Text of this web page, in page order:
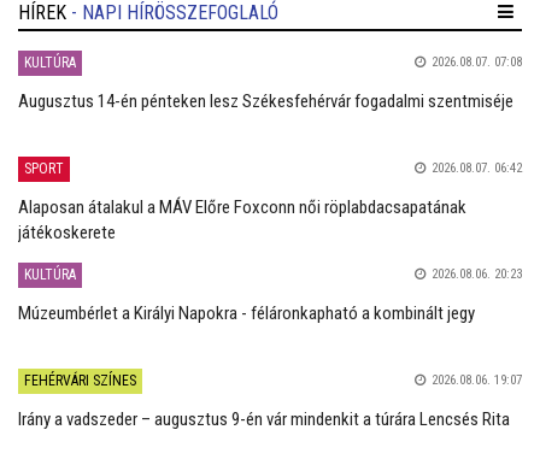
HÍREK - NAPI HÍRÖSSZEFOGLALÓ
KULTÚRA 2026.08.07. 07:08
Augusztus 14-én pénteken lesz Székesfehérvár fogadalmi szentmiséje
SPORT 2026.08.07. 06:42
Alaposan átalakul a MÁV Előre Foxconn női röplabdacsapatának
játékoskerete
KULTÚRA 2026.08.06. 20:23
Múzeumbérlet a Királyi Napokra - féláronkapható a kombinált jegy
FEHÉRVÁRI SZÍNES 2026.08.06. 19:07
Irány a vadszeder – augusztus 9-én vár mindenkit a túrára Lencsés Rita